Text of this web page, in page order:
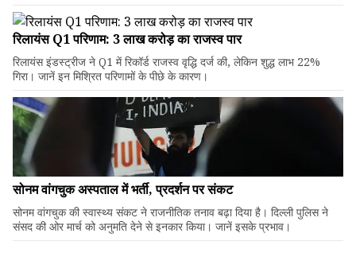
रिलायंस Q1 परिणाम: ₹3 लाख करोड़ का राजस्व पार
रिलायंस इंडस्ट्रीज ने Q1 में रिकॉर्ड राजस्व वृद्धि दर्ज की, लेकिन शुद्ध लाभ 22%
गिरा। जानें इन मिश्रित परिणामों के पीछे के कारण।
सोनम वांगचुक अस्पताल में भर्ती, प्रदर्शन पर संकट
सोनम वांगचुक की स्वास्थ्य संकट ने राजनीतिक तनाव बढ़ा दिया है। दिल्ली पुलिस ने
संसद की ओर मार्च को अनुमति देने से इनकार किया। जानें इसके प्रभाव।